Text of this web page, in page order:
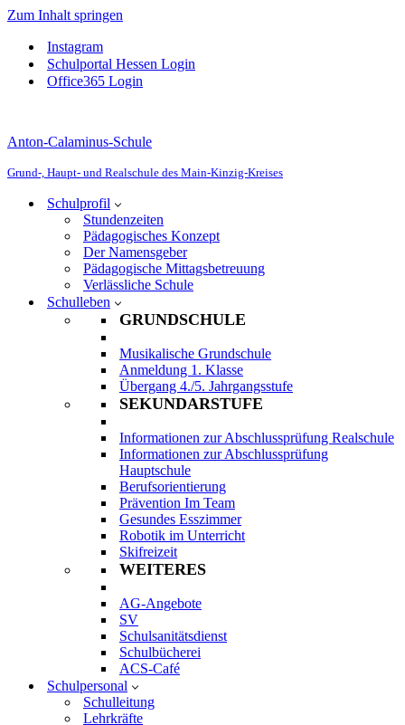
Zum Inhalt springen
Instagram
Schulportal Hessen Login
Office365 Login
Anton-Calaminus-Schule
Grund-, Haupt- und Realschule des Main-Kinzig-Kreises
Schulprofil
Stundenzeiten
Pädagogisches Konzept
Der Namensgeber
Pädagogische Mittagsbetreuung
Verlässliche Schule
Schulleben
GRUNDSCHULE
Musikalische Grundschule
Anmeldung 1. Klasse
Übergang 4./5. Jahrgangsstufe
SEKUNDARSTUFE
Informationen zur Abschlussprüfung Realschule
Informationen zur Abschlussprüfung
Hauptschule
Berufsorientierung
Prävention Im Team
Gesundes Esszimmer
Robotik im Unterricht
Skifreizeit
WEITERES
AG-Angebote
SV
Schulsanitätsdienst
Schulbücherei
ACS-Café
Schulpersonal
Schulleitung
Lehrkräfte